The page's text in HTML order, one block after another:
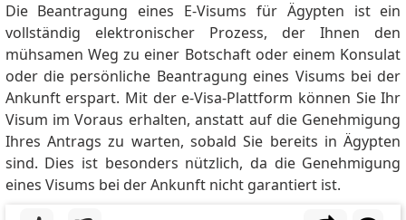
Die Beantragung eines E-Visums für Ägypten ist ein
vollständig elektronischer Prozess, der Ihnen den
mühsamen Weg zu einer Botschaft oder einem Konsulat
oder die persönliche Beantragung eines Visums bei der
Ankunft erspart. Mit der e-Visa-Plattform können Sie Ihr
Visum im Voraus erhalten, anstatt auf die Genehmigung
Ihres Antrags zu warten, sobald Sie bereits in Ägypten
sind. Dies ist besonders nützlich, da die Genehmigung
eines Visums bei der Ankunft nicht garantiert ist.